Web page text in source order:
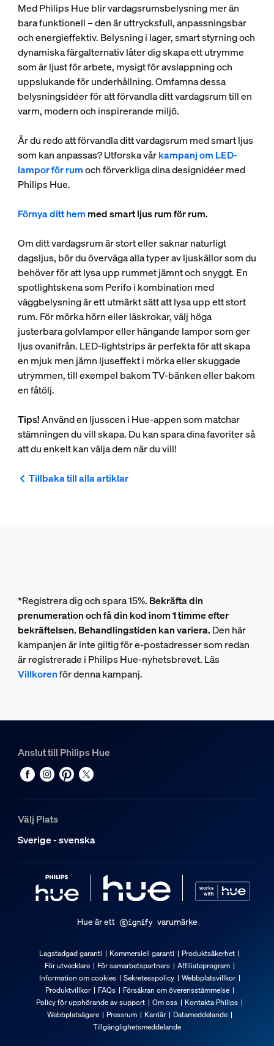
Med Philips Hue blir vardagsrumsbelysning mer än
bara funktionell – den är uttrycksfull, anpassningsbar
och energieffektiv. Belysning i lager, smart styrning och
dynamiska färgalternativ låter dig skapa ett utrymme
som är ljust för arbete, mysigt för avslappning och
uppslukande för underhållning. Omfamna dessa
belysningsidéer för att förvandla ditt vardagsrum till en
varm, modern och inspirerande miljö.
Är du redo att förvandla ditt vardagsrum med smart ljus
som kan anpassas? Utforska vårkampanj om LED-
lampor för rumoch förverkliga dina designidéer med
Philips Hue.
Förnya ditt hem med smart ljus rum för rum.
Om ditt vardagsrum är stort eller saknar naturligt
dagsljus, bör du överväga alla typer av ljuskällor som du
behöver för att lysa upp rummet jämnt och snyggt. En
spotlightskena som Perifo i kombination med
väggbelysning är ett utmärkt sätt att lysa upp ett stort
rum. För mörka hörn eller läskrokar, välj höga
justerbara golvlampor eller hängande lampor som ger
ljus ovanifrån. LED-lightstrips är perfekta för att skapa
en mjuk men jämn ljuseffekt i mörka eller skuggade
utrymmen, till exempel bakom TV-bänken eller bakom
en fåtölj.
Tips!Använd en ljusscen i Hue-appen som matchar
stämningen du vill skapa. Du kan spara dina favoriter så
att du enkelt kan välja dem när du vill!
Tillbaka till alla artiklar
*Registrera dig och spara 15%. Bekräfta din
prenumeration och få din kod inom 1 timme efter
bekräftelsen. Behandlingstiden kan variera. Den här
kampanjen är inte giltig för e-postadresser som redan
är registrerade i Philips Hue-nyhetsbrevet. Läs
Villkorenför denna kampanj.
Anslut till Philips Hue
Välj Plats
Sverige - svenska
Hue är ett varumärke
Lagstadgad garanti Kommersiell garanti
Produktsäkerhet
För utvecklare
För samarbetspartners
Affiliateprogram
Information om cookies
Sekretesspolicy
Webbplatsvillkor
Produktvillkor
FAQs
Försäkran om överensstämmelse
Policy för upphörande av support
Om oss
Kontakta Philips
Webbplatsägare
Pressrum Karriär
Datameddelande
Tillgänglighetsmeddelande